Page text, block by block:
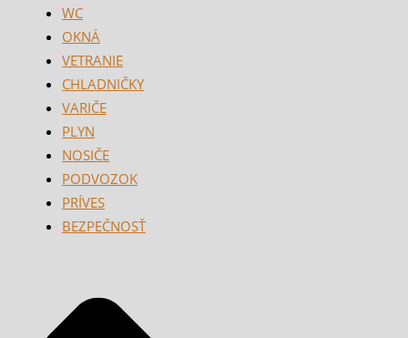
WC
OKNÁ
VETRANIE
CHLADNIČKY
VARIČE
PLYN
NOSIČE
PODVOZOK
PRÍVES
BEZPEČNOSŤ